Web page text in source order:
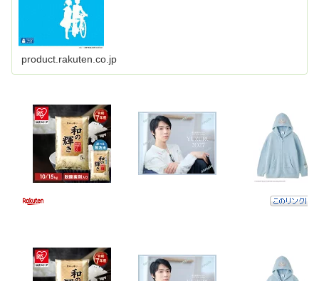
product.rakuten.co.jp